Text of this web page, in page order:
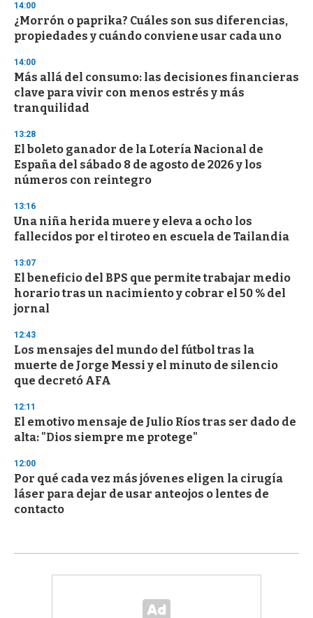
d
s
o
f
3
s
c
o
d
s
14:00
¿Morrón o paprika? Cuáles son sus diferencias,
propiedades y cuándo conviene usar cada uno
14:00
Más allá del consumo: las decisiones financieras
clave para vivir con menos estrés y más
tranquilidad
13:28
El boleto ganador de la Lotería Nacional de
España del sábado 8 de agosto de 2026 y los
números con reintegro
13:16
Una niña herida muere y eleva a ocho los
fallecidos por el tiroteo en escuela de Tailandia
13:07
El beneficio del BPS que permite trabajar medio
horario tras un nacimiento y cobrar el 50 % del
jornal
12:43
Los mensajes del mundo del fútbol tras la
muerte de Jorge Messi y el minuto de silencio
que decretó AFA
12:11
El emotivo mensaje de Julio Ríos tras ser dado de
alta: "Dios siempre me protege"
12:00
Por qué cada vez más jóvenes eligen la cirugía
láser para dejar de usar anteojos o lentes de
contacto